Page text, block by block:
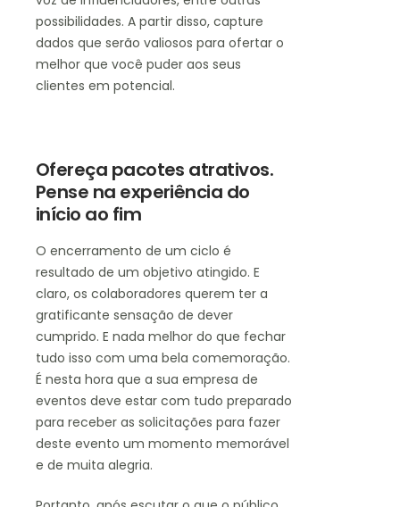
possibilidades. A partir disso, capture
dados que serão valiosos para ofertar o
melhor que você puder aos seus
clientes em potencial.
Ofereça pacotes atrativos.
Pense na experiência do
início ao fim
O encerramento de um ciclo é
resultado de um objetivo atingido. E
claro, os colaboradores querem ter a
gratificante sensação de dever
cumprido. E nada melhor do que fechar
tudo isso com uma bela comemoração.
É nesta hora que a sua empresa de
eventos deve estar com tudo preparado
para receber as solicitações para fazer
deste evento um momento memorável
e de muita alegria.